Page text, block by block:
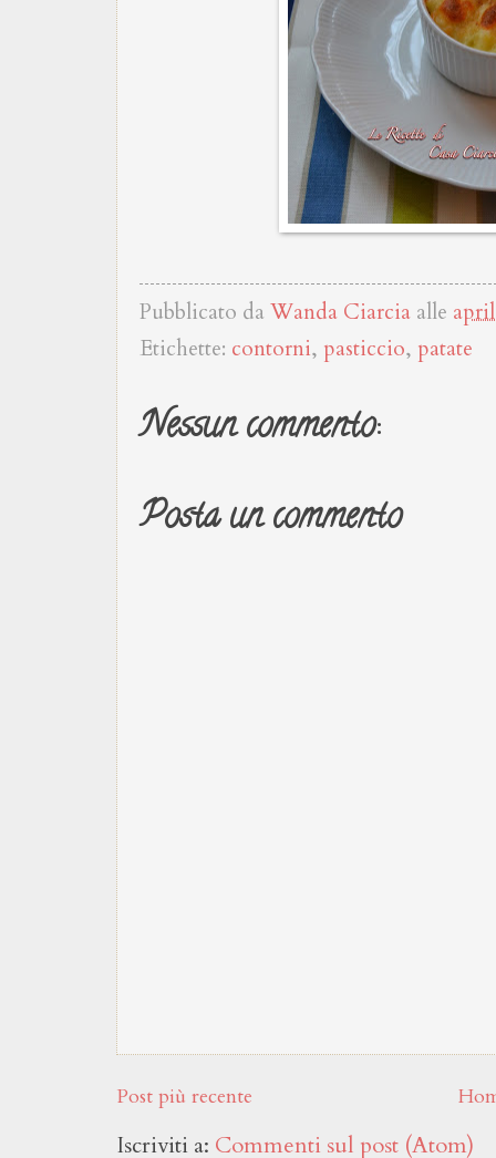
Pubblicato da Wanda Ciarcia alle
Etichette: contorni, pasticcio, patate
Nessun commento:
Posta un commento
Post più recente
Iscriviti a: Commenti sul post (Atom)